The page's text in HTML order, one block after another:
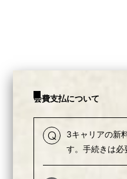
会費支払について
Q
3キャリアの新
す。手続きは必